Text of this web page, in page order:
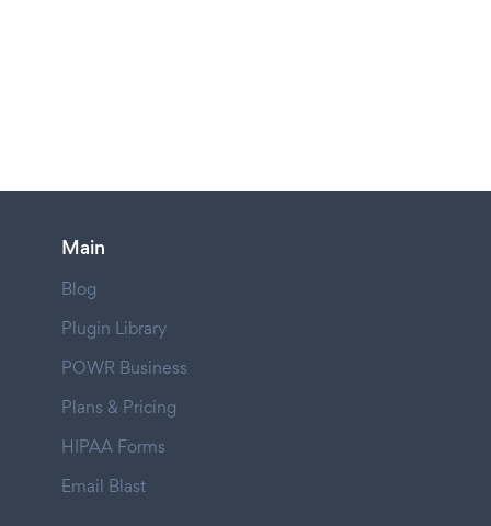
Main
Blog
Plugin Library
POWR Business
Plans & Pricing
HIPAA Forms
Email Blast